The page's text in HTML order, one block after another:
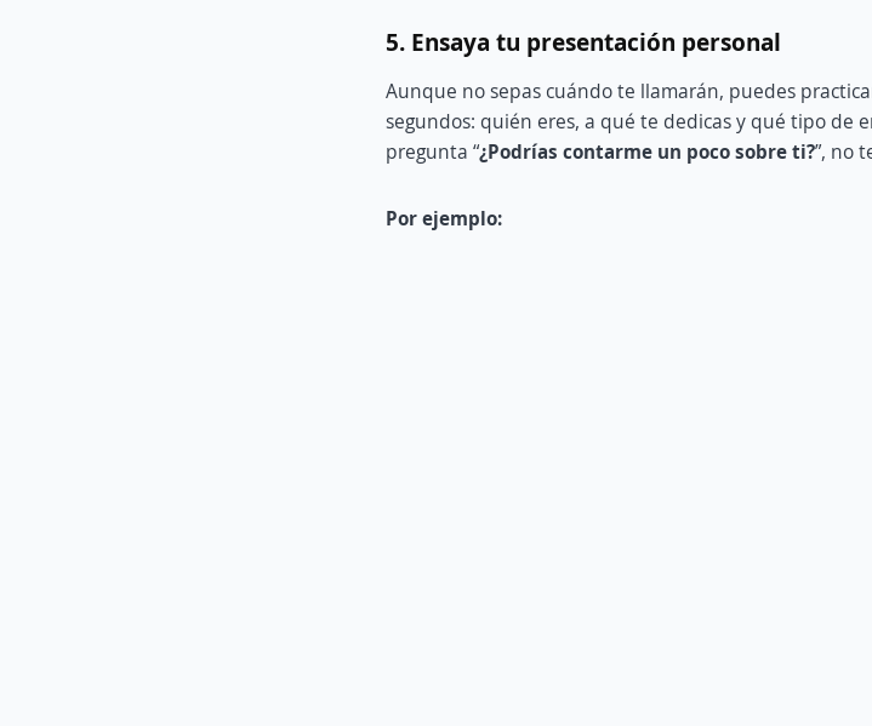
5. Ensaya tu presentación personal
Aunque no sepas cuándo te llamarán, puedes
segundos: quién eres, a qué te dedicas y qué tipo de
pregunta “¿Podrías contarme un poco sobre ti?”, no
Por ejemplo: